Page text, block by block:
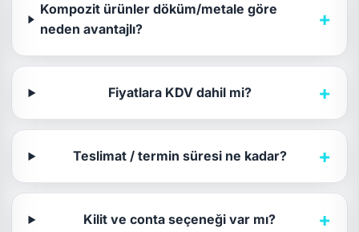
Kompozit ürünler döküm/metale göre
neden avantajlı?
+
Fiyatlara KDV dahil mi? +
Teslimat / termin süresi ne kadar? +
Kilit ve conta seçeneği var mı? +